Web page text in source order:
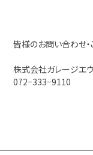
皆様のお問い合わせ・
株式会社ガレージエ
072−333−9110